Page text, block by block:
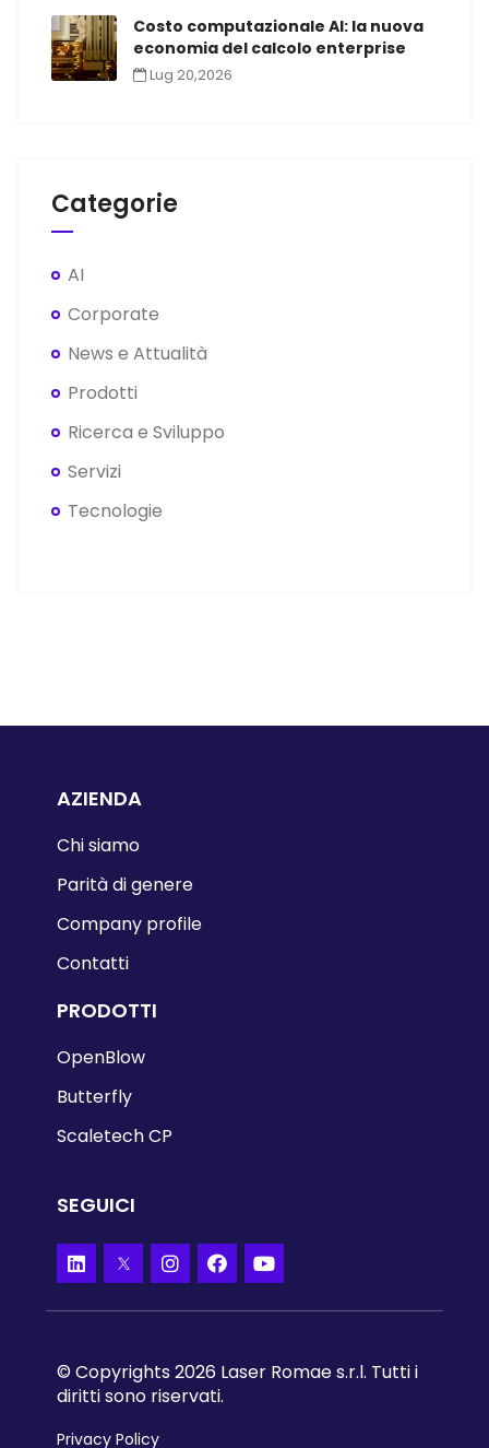
Costo computazionale AI: la nuova
economia del calcolo enterprise
Lug 20,2026
Categorie
AI
Corporate
News e Attualità
Prodotti
Ricerca e Sviluppo
Servizi
Tecnologie
AZIENDA
Chi siamo
Parità di genere
Company profile
Contatti
PRODOTTI
OpenBlow
Butterfly
Scaletech CP
SEGUICI
© Copyrights 2026 Laser Romae s.r.l. Tutti i
diritti sono riservati.
Privacy Policy